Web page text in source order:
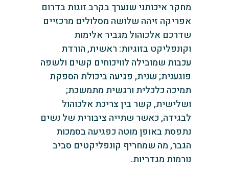
מחקר איכותני שנערך בקרב זוגות בדרום
אפריקה זיהה שלושה מסלולים מרכזיים
שדרכם אלכוהול מגביר אלימות
וקונפליקט בזוגיות: ראשית, הורדת
עכבות שמובילה לוויכוחים קשים ולשפה
פוגענית; שנית, פגיעה ביכולת הספקת
תמיכה כלכלית ורגשית מתמשכת;
ושלישית, קשר בין צריכת אלכוהול
לבגידה, כאשר שתייה ציבורית של נשים
נתפסת באופן מוטה כפגיעה בסמכות
הגבר, מה שמחריף קונפליקטים סביב
נורמות מגדריות.